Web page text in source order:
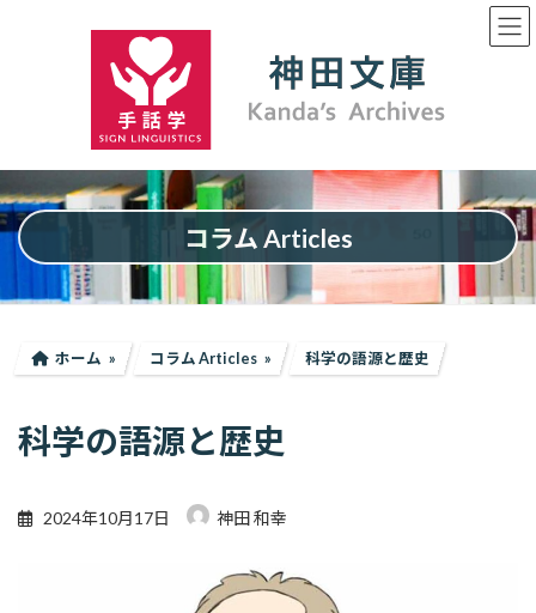
ッ
プ
移
動
コラム Articles
ホーム コラム Articles 科学の語源と歴史
科学の語源と歴史
2024年10月17日 神田 和幸